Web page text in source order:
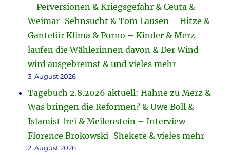
– Perversionen & Kriegsgefahr & Ceuta &
Weimar-Sehnsucht & Tom Lausen – Hitze &
Ganteför Klima & Porno – Kinder & Merz
laufen die Wählerinnen davon & Der Wind
wird ausgebremst & und vieles mehr
3. August 2026
Tagebuch 2.8.2026 aktuell: Hahne zu Merz &
Was bringen die Reformen? & Uwe Boll &
Islamist frei & Meilenstein – Interview
Florence Brokowski-Shekete & vieles mehr
2. August 2026